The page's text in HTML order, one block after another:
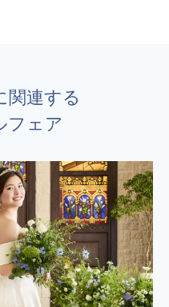
関連する
フェア